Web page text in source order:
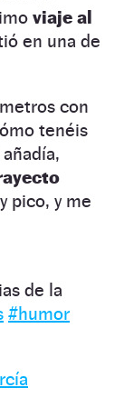
viaje al
en una de
con
tenéis
pico, y me
de la
#humor